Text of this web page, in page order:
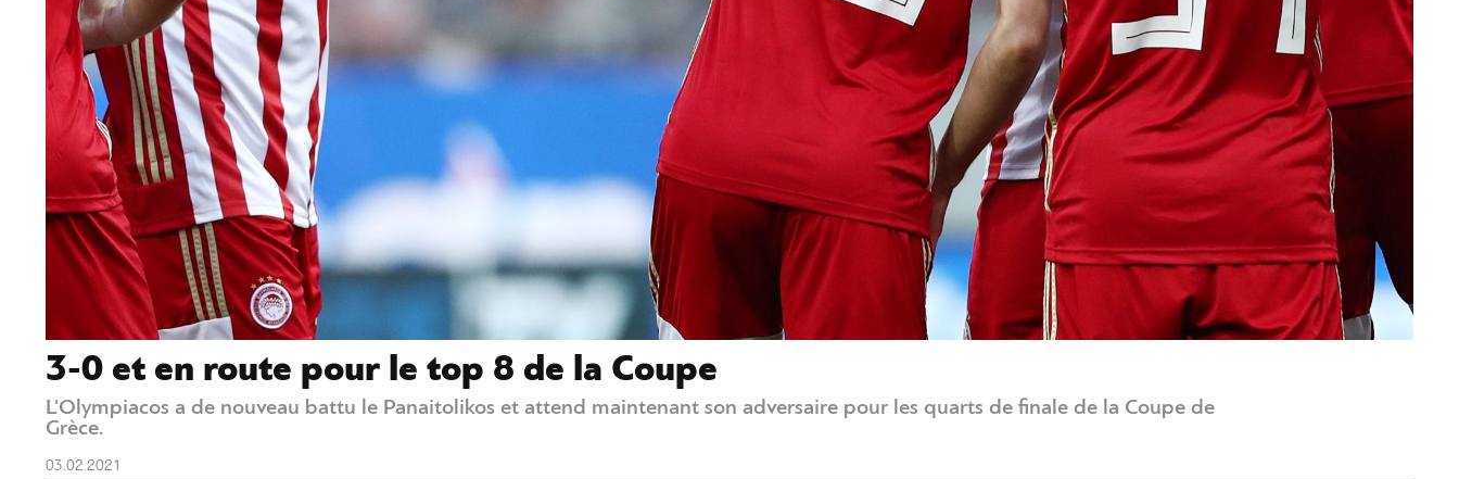
3-0 et en route pour le top 8 de la Coupe
L'Olympiacos a de nouveau battu le Panaitolikos et attend maintenant son adversaire pour les quarts de finale de la Coupe de
Grèce.
03.02.2021